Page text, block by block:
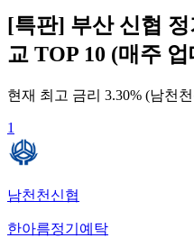
[특판] 부산 신협 정
교 TOP 10 (매주
현재 최고 금리 3.30% (남천
1
남천천신협
한아름정기예탁